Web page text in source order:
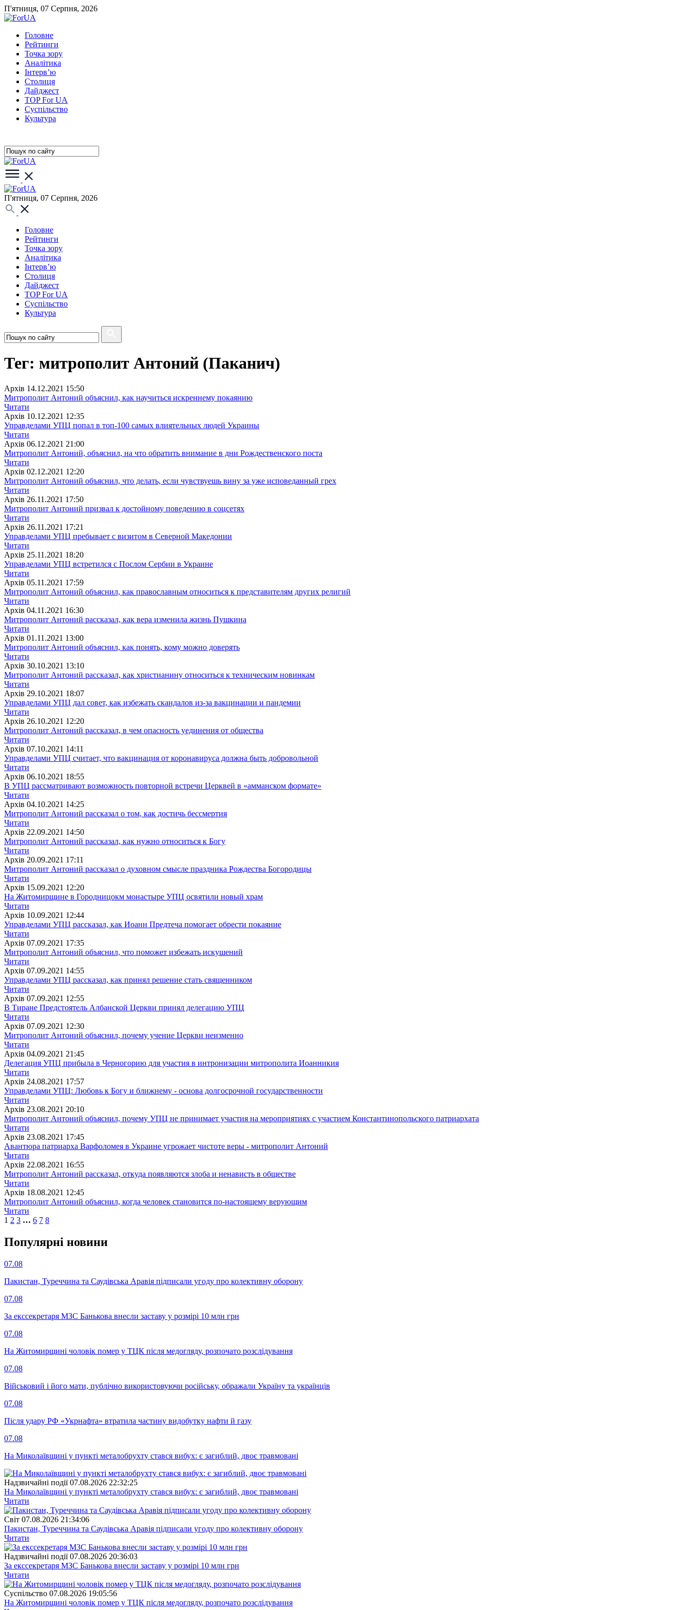
П'ятниця, 07 Серпня, 2026
Головне
Рейтинги
Точка зору
Аналітика
Інтерв’ю
Столиця
Дайджест
TOP For UA
Суспiльство
Культура
П'ятниця, 07 Серпня, 2026
Головне
Рейтинги
Точка зору
Аналітика
Інтерв’ю
Столиця
Дайджест
TOP For UA
Суспiльство
Культура
Тег: митрополит Антоний (Паканич)
Архiв 14.12.2021 15:50
Митрополит Антоний объяснил, как научиться искреннему покаянию
Читати
Архiв 10.12.2021 12:35
Управделами УПЦ попал в топ-100 самых влиятельных людей Украины
Читати
Архiв 06.12.2021 21:00
Митрополит Антоний, объяснил, на что обратить внимание в дни Рождественского поста
Читати
Архiв 02.12.2021 12:20
Митрополит Антоний объяснил, что делать, если чувствуешь вину за уже исповеданный грех
Читати
Архiв 26.11.2021 17:50
Митрополит Антоний призвал к достойному поведению в соцсетях
Читати
Архiв 26.11.2021 17:21
Управделами УПЦ пребывает с визитом в Северной Македонии
Читати
Архiв 25.11.2021 18:20
Управделами УПЦ встретился с Послом Сербии в Украине
Читати
Архiв 05.11.2021 17:59
Митрополит Антоний объяснил, как православным относиться к представителям других религий
Читати
Архiв 04.11.2021 16:30
Митрополит Антоний рассказал, как вера изменила жизнь Пушкина
Читати
Архiв 01.11.2021 13:00
Митрополит Антоний объяснил, как понять, кому можно доверять
Читати
Архiв 30.10.2021 13:10
Митрополит Антоний рассказал, как христианину относиться к техническим новинкам
Читати
Архiв 29.10.2021 18:07
Управделами УПЦ дал совет, как избежать скандалов из-за вакцинации и пандемии
Читати
Архiв 26.10.2021 12:20
Митрополит Антоний рассказал, в чем опасность уединения от общества
Читати
Архiв 07.10.2021 14:11
Управделами УПЦ считает, что вакцинация от коронавируса должна быть добровольной
Читати
Архiв 06.10.2021 18:55
В УПЦ рассматривают возможность повторной встречи Церквей в «амманском формате»
Читати
Архiв 04.10.2021 14:25
Митрополит Антоний рассказал о том, как достичь бессмертия
Читати
Архiв 22.09.2021 14:50
Митрополит Антоний рассказал, как нужно относиться к Богу
Читати
Архiв 20.09.2021 17:11
Митрополит Антоний рассказал о духовном смысле праздника Рождества Богородицы
Читати
Архiв 15.09.2021 12:20
На Житомирщине в Городницокм монастыре УПЦ освятили новый храм
Читати
Архiв 10.09.2021 12:44
Управделами УПЦ рассказал, как Иоанн Предтеча помогает обрести покаяние
Читати
Архiв 07.09.2021 17:35
Митрополит Антоний объяснил, что поможет избежать искушений
Читати
Архiв 07.09.2021 14:55
Управделами УПЦ рассказал, как принял решение стать священником
Читати
Архiв 07.09.2021 12:55
В Тиране Предстоятель Албанской Церкви принял делегацию УПЦ
Читати
Архiв 07.09.2021 12:30
Митрополит Антоний объяснил, почему учение Церкви неизменно
Читати
Архiв 04.09.2021 21:45
Делегация УПЦ прибыла в Черногорию для участия в интронизации митрополита Иоанникия
Читати
Архiв 24.08.2021 17:57
Управделами УПЦ: Любовь к Богу и ближнему - основа долгосрочной государственности
Читати
Архiв 23.08.2021 20:10
Митрополит Антоний объяснил, почему УПЦ не принимает участия на мероприятиях с участием Константинопольского патриархата
Читати
Архiв 23.08.2021 17:45
Авантюра патриарха Варфоломея в Украине угрожает чистоте веры - митрополит Антоний
Читати
Архiв 22.08.2021 16:55
Митрополит Антоний рассказал, откуда появляются злоба и ненависть в обществе
Читати
Архiв 18.08.2021 12:45
Митрополит Антоний объяснил, когда человек становится по-настоящему верующим
Читати
1 2 3 … 6 7 8
Популярнi новини
07.08
Пакистан, Туреччина та Саудівська Аравія підписали угоду про колективну оборону
07.08
За екссекретаря МЗС Банькова внесли заставу у розмірі 10 млн грн
07.08
На Житомирщині чоловік помер у ТЦК після медогляду, розпочато розслідування
07.08
Військовий і його мати, публічно використовуючи російську, ображали Україну та українців
07.08
Після удару РФ «Укрнафта» втратила частину видобутку нафти й газу
07.08
На Миколаївщині у пункті металобрухту стався вибух: є загиблий, двоє травмовані
Надзвичайні події 07.08.2026 22:32:25
На Миколаївщині у пункті металобрухту стався вибух: є загиблий, двоє травмовані
Читати
Свiт 07.08.2026 21:34:06
Пакистан, Туреччина та Саудівська Аравія підписали угоду про колективну оборону
Читати
Надзвичайні події 07.08.2026 20:36:03
За екссекретаря МЗС Банькова внесли заставу у розмірі 10 млн грн
Читати
Суспiльство 07.08.2026 19:05:56
На Житомирщині чоловік помер у ТЦК після медогляду, розпочато розслідування